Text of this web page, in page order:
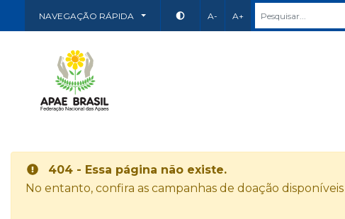
NAVEGAÇÃO RÁPIDA A- A+
404 - Essa página não existe.
No entanto, confira as campanhas de doação